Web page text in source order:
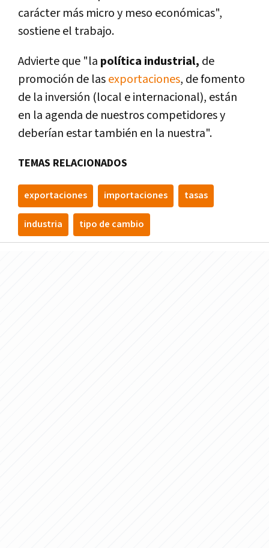
carácter más micro y meso económicas",
sostiene el trabajo.
Advierte que "la polí­tica industrial, de
promoción de lasexportaciones, de fomento
de la inversión (local e internacional), están
en la agenda de nuestros competidores y
deberí­an estar también en la nuestra".
TEMAS RELACIONADOS
exportaciones importaciones tasas
industria tipo de cambio